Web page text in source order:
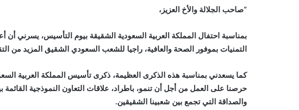
“صاحب الجلالة والأخ العزيز،
بمناسبة احتفال المملكة العربية السعودية الشقيقة بيوم التأسيس، يسرني أن
التمنيات بموفور الصحة والعافية، راجيا للشعب السعودي الشقيق المزيد من
كما يسعدني بمناسبة هذه الذكرى العظيمة، ذكرى تأسيس المملكة العربية
حرصنا على العمل من أجل أن تنمو، باطراد، علاقات التعاون النموذجية القائمة
والصداقة التي تجمع بين شعبينا الشقيقين.